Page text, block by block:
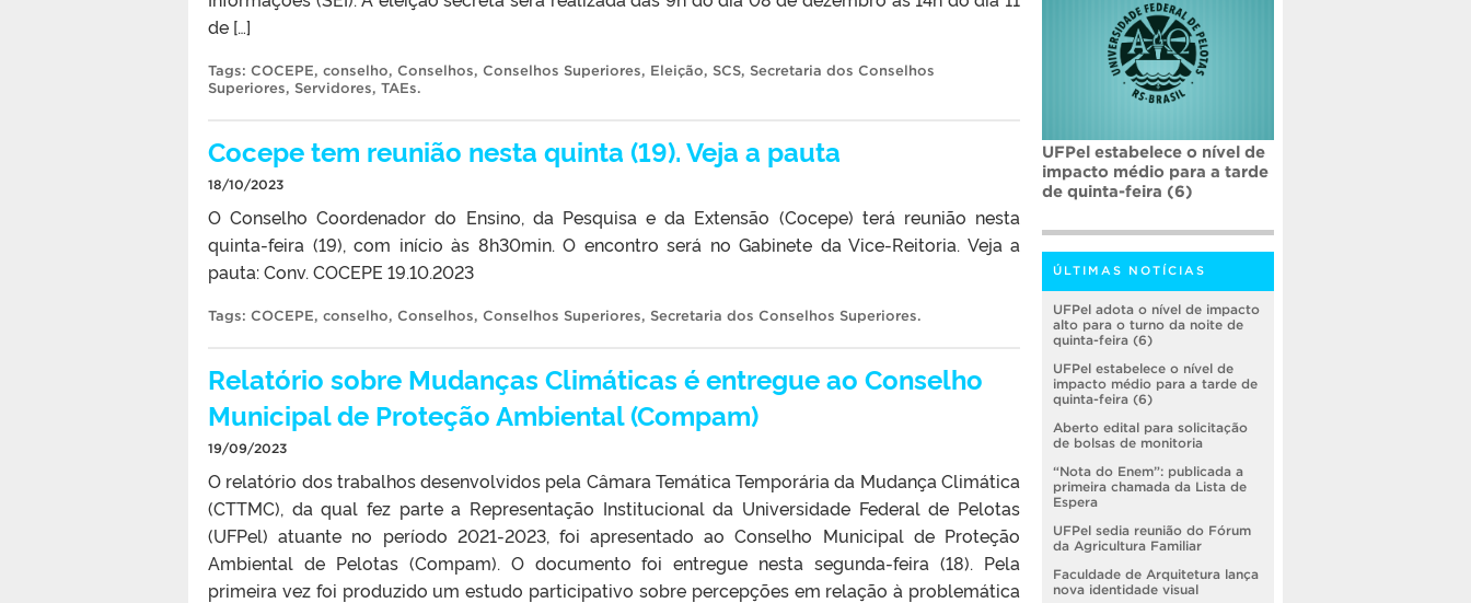
de […]
Tags: COCEPE, conselho, Conselhos, Conselhos Superiores, Eleição, SCS, Secretaria dos Conselhos
Superiores, Servidores, TAEs.
Cocepe tem reunião nesta quinta (19). Veja a pauta
18/10/2023
O Conselho Coordenador do Ensino, da Pesquisa e da Extensão (Cocepe) terá reunião nesta
quinta-feira (19), com início às 8h30min. O encontro será no Gabinete da Vice-Reitoria. Veja a
pauta: Conv. COCEPE 19.10.2023
Tags: COCEPE, conselho, Conselhos, Conselhos Superiores, Secretaria dos Conselhos Superiores.
Relatório sobre Mudanças Climáticas é entregue ao Conselho
Municipal de Proteção Ambiental (Compam)
19/09/2023
O relatório dos trabalhos desenvolvidos pela Câmara Temática Temporária da Mudança Climática
(CTTMC), da qual fez parte a Representação Institucional da Universidade Federal de Pelotas
(UFPel) atuante no período 2021-2023, foi apresentado ao Conselho Municipal de Proteção
Ambiental de Pelotas (Compam). O documento foi entregue nesta segunda-feira (18). Pela
primeira vez foi produzido um estudo participativo sobre percepções em relação à problemática
UFPel estabelece o nível de
impacto médio para a tarde
de quinta-feira (6)
ÚLTIMAS NOTÍCIAS
UFPel adota o nível de impacto
alto para o turno da noite de
quinta-feira (6)
UFPel estabelece o nível de
impacto médio para a tarde de
quinta-feira (6)
Aberto edital para solicitação
de bolsas de monitoria
“Nota do Enem”: publicada a
primeira chamada da Lista de
Espera
UFPel sedia reunião do Fórum
da Agricultura Familiar
Faculdade de Arquitetura lança
nova identidade visual